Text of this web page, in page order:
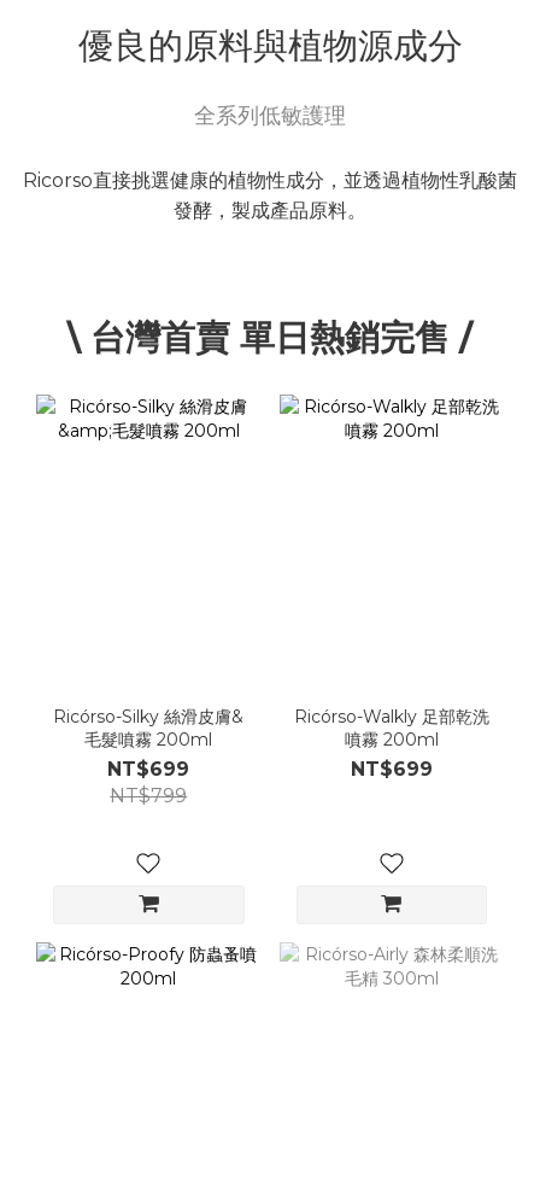
優良的原料與植物源成分
全系列低敏護理
Ricorso直接挑選健康的植物性成分，並透過植物性乳酸菌
發酵，製成產品原料。
\ 台灣首賣 單日熱銷完售 /
Ricórso-Silky 絲滑皮膚&
毛髮噴霧 200ml
NT$699
NT$799
Ricórso-Walkly 足部乾洗
噴霧 200ml
NT$699